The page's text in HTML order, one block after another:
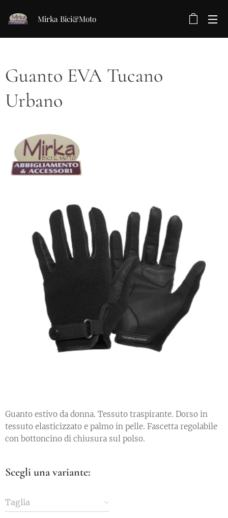
Mirka Bici&Moto
Guanto EVA Tucano
Urbano
Guanto estivo da donna. Tessuto traspirante. Dorso in
tessuto elasticizzato e palmo in pelle. Fascetta regolabile
con bottoncino di chiusura sul polso.
Scegli una variante:
Taglia